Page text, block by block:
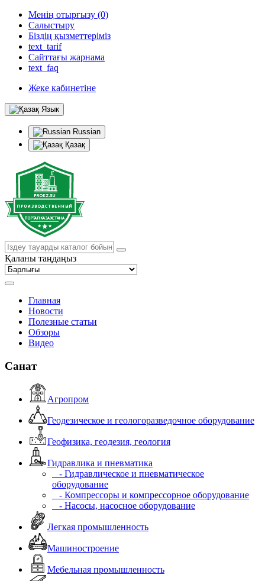
Менің отырғызу (0)
Салыстыру
Біздің қызметтеріміз
text_tarif
Сайттағы жарнама
text_faq
Жеке кабинетіне
Язык
Russian
Қазақ
Қаланы таңдаңыз
Главная
Новости
Полезные статьи
Обзоры
Видео
Санат
Агропром
Геодезическое и геологоразведочное оборудование
Геофизика, геодезия, геология
Гидравлика и пневматика
- Гидравлическое и пневматическое
оборудование
- Компрессоры и компрессорное оборудование
- Насосы, насосное оборудование
Легкая промышленность
Машиностроение
Мебельная промышленность